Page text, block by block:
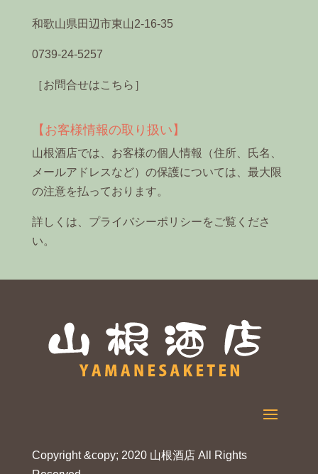
和歌山県田辺市東山2-16-35
0739-24-5257
［お問合せはこちら］
【お客様情報の取り扱い】
山根酒店では、お客様の個人情報（住所、氏名、
メールアドレスなど）の保護については、最大限
の注意を払っております。
詳しくは、 プライバシーポリシーをご覧くださ
い。
Copyright &copy; 2020 山根酒店 All Rights